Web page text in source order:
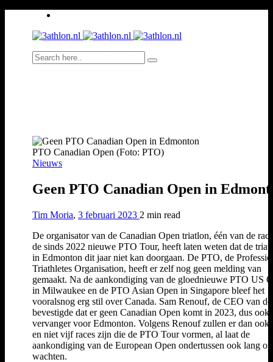
PTO Canadian Open (Foto: PTO)
Nieuws
Geen PTO Canadian Open in
Tim Moria, 3 februari 2023 2 min read
De organisator van de Canadian Open triatlon, één van de
de sinds 2022 nieuwe PTO Tour, heeft laten weten dat de
in Edmonton dit jaar niet kan doorgaan. De PTO, de
Triathletes Organisation, heeft er zelf nog geen melding van
gemaakt. Na de aankondiging van de gloednieuwe PTO US
in Milwaukee en de PTO Asian Open in Singapore bleef het
vooralsnog erg stil over Canada. Sam Renouf, de CEO van
bevestigde dat er geen Canadian Open komt in 2023, dus ook
vervanger voor Edmonton. Volgens Renouf zullen er dan ook
en niet vijf races zijn die de PTO Tour vormen, al laat de
aankondiging van de European Open ondertussen ook lang
wachten.